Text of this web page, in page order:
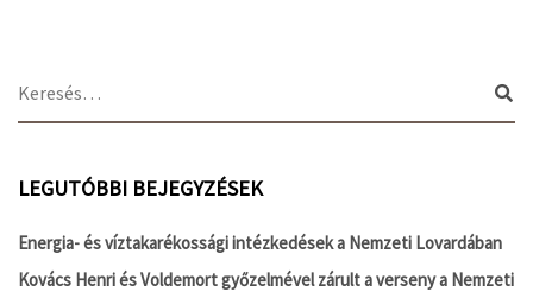
LEGUTÓBBI BEJEGYZÉSEK
Energia- és víztakarékossági intézkedések a Nemzeti Lovardában
Kovács Henri és Voldemort győzelmével zárult a verseny a Nemzeti